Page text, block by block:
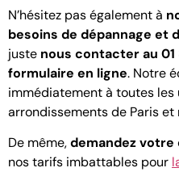
N’hésitez pas également à
besoins de dépannage et
juste nous contacterau
formulaire en ligne. Notre
immédiatement à toutes les
arrondissements de Paris
De même,demandez
nos tarifs imbattables pour